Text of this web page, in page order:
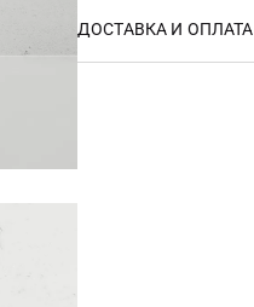
ДОСТАВКА И ОПЛАТА